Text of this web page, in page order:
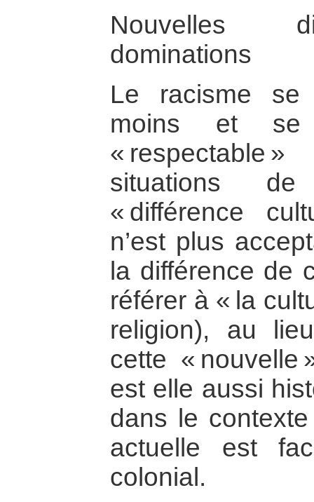
Nouvelles
dominations
Le racisme se
moins et se
« respectable
situations
« différence
n’est plus
la différence de
référer à « la
religion), au
cette « nouvelle
est elle aussi
dans le
actuelle est
colonial.